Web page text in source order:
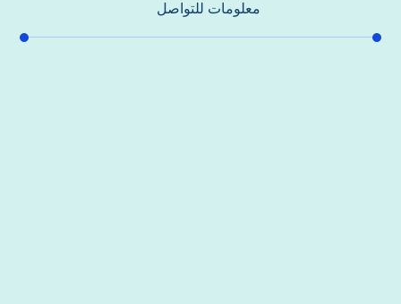
معلومات للتواصل